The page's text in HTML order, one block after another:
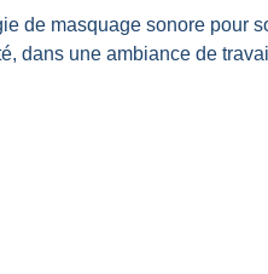
de masquage sonore pour
dans une ambiance de